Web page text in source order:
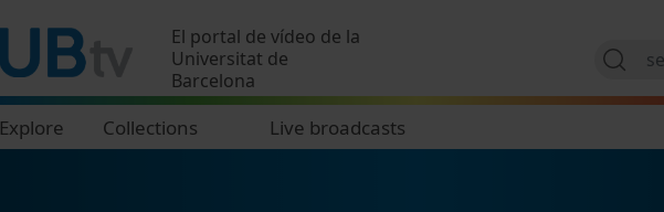
El portal de vídeo de la
Universitat de
Barcelona
Explore Collections Live broadcasts